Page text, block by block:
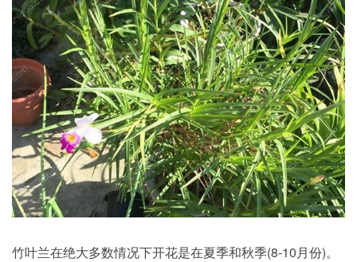
竹叶兰在绝大多数情况下开花是在夏季和秋季(8-10月份)。